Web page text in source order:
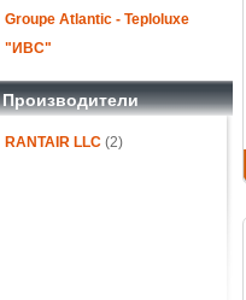
Groupe Atlantic - Teploluxe
"ИВС"
Производители
RANTAIR LLC(2)